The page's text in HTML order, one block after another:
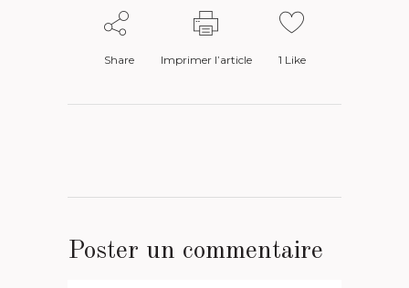
Share Imprimer l’article 1 Like
Poster un commentaire